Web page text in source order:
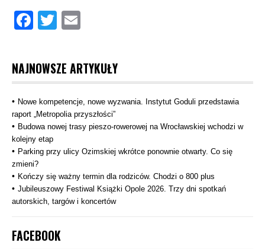
Facebook
Twitter
NAJNOWSZE ARTYKUŁY
Nowe kompetencje, nowe wyzwania. Instytut Goduli przedstawia
raport „Metropolia przyszłości”
Budowa nowej trasy pieszo‑rowerowej na Wrocławskiej wchodzi w
kolejny etap
Parking przy ulicy Ozimskiej wkrótce ponownie otwarty. Co się
zmieni?
Kończy się ważny termin dla rodziców. Chodzi o 800 plus
Jubileuszowy Festiwal Książki Opole 2026. Trzy dni spotkań
autorskich, targów i koncertów
FACEBOOK